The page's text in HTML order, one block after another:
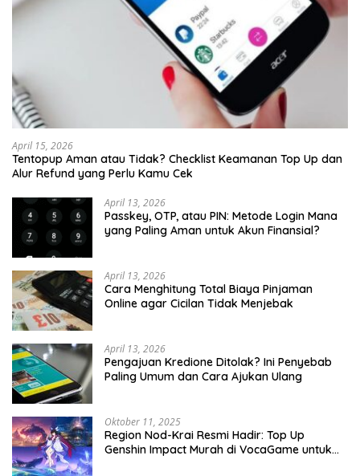
April 15, 2026
Tentopup Aman atau Tidak? Checklist Keamanan Top Up dan
Alur Refund yang Perlu Kamu Cek
April 13, 2026
Passkey, OTP, atau PIN: Metode Login Mana
yang Paling Aman untuk Akun Finansial?
April 13, 2026
Cara Menghitung Total Biaya Pinjaman
Online agar Cicilan Tidak Menjebak
April 13, 2026
Pengajuan Kredione Ditolak? Ini Penyebab
Paling Umum dan Cara Ajukan Ulang
Oktober 11, 2025
Region Nod-Krai Resmi Hadir: Top Up
Genshin Impact Murah di VocaGame untuk